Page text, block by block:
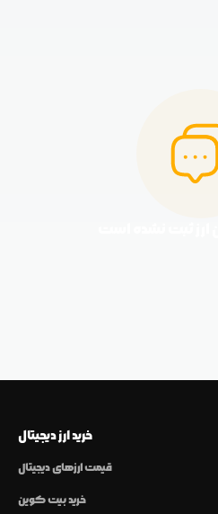
خرید ارز دیجیتال
قیمت ارزهای دیجیتال
خرید بیت کوین